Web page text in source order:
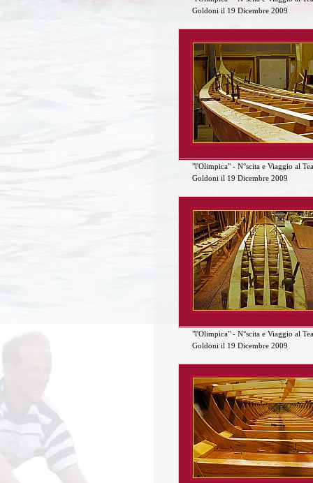
Goldoni il 19 Dicembre 2009
"l'Olimpica" - N°scita e Viaggio al
Goldoni il 19 Dicembre 2009
"l'Olimpica" - N°scita e Viaggio al
Goldoni il 19 Dicembre 2009